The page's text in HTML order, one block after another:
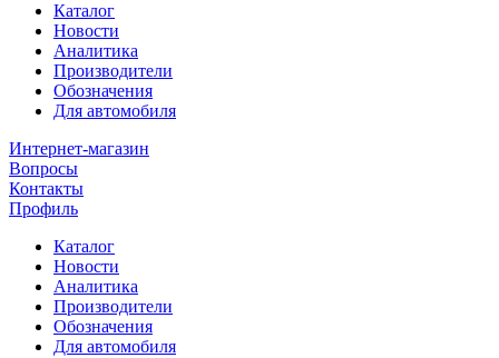
Каталог
Новости
Аналитика
Производители
Обозначения
Для автомобиля
Интернет-магазин
Вопросы
Контакты
Профиль
Каталог
Новости
Аналитика
Производители
Обозначения
Для автомобиля